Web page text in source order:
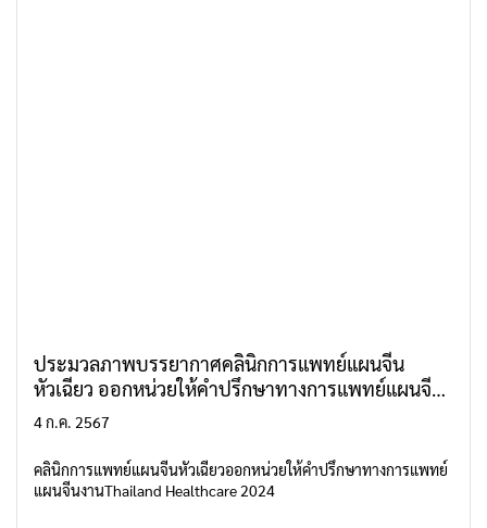
ประมวลภาพบรรยากาศคลินิกการแพทย์แผนจีน
หัวเฉียว ออกหน่วยให้คำปรึกษาทางการแพทย์แผนจีน
งานThailand Healthcare 2024
4 ก.ค. 2567
คลินิกการแพทย์แผนจีนหัวเฉียวออกหน่วยให้คำปรึกษาทางการแพทย์
แผนจีนงานThailand Healthcare 2024